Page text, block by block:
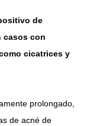
de
casos con
cicatrices y
prolongado,
de acné de